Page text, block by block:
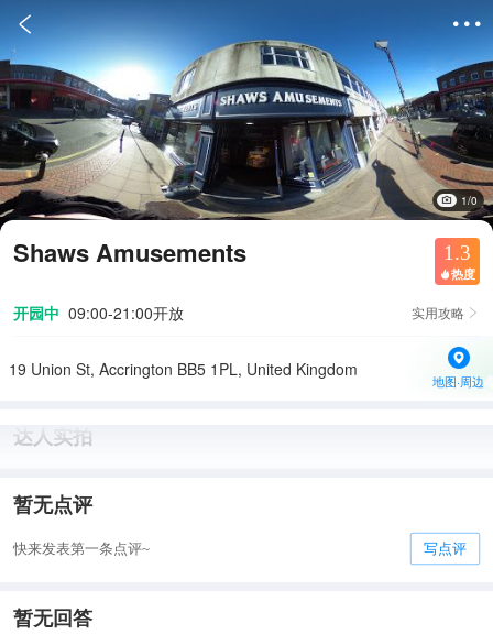
 
1/0
Shaws Amusements 1.3
 热度
开园中 09:00-21:00开放 实用攻略 
19 Union St, Accrington BB5 1PL, United Kingdom
地图·周边
达人实拍
暂无点评
快来发表第一条点评~ 写点评
暂无回答